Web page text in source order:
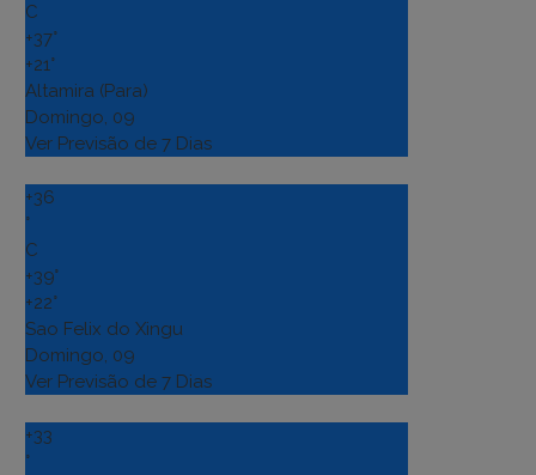
C
+37°
+21°
Altamira (Para)
Domingo, 09
Ver Previsão de 7 Dias
+36
°
C
+39°
+22°
Sao Felix do Xingu
Domingo, 09
Ver Previsão de 7 Dias
+33
°